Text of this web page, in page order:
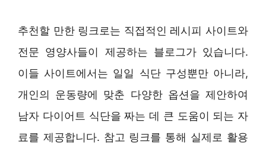
추천할 만한 링크로는 직접적인 레시피 사이트와
전문 영양사들이 제공하는 블로그가 있습니다.
이들 사이트에서는 일일 식단 구성뿐만 아니라,
개인의 운동량에 맞춘 다양한 옵션을 제안하여
남자 다이어트 식단을 짜는 데 큰 도움이 되는 자
료를 제공합니다. 참고 링크를 통해 실제로 활용